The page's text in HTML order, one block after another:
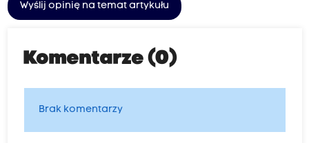
Wyślij opinię na temat artykułu
Komentarze (0)
Brak komentarzy